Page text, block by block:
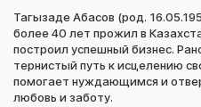
Тагызаде Абасов (род.
более 40 лет прожил в
построил успешный бизнес.
тернистый путь к исцелению
помогает нуждающимся и
любовь и заботу.